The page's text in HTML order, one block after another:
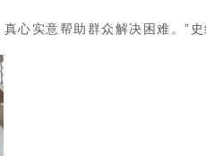
心实意帮助群众解决困难。”史